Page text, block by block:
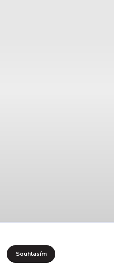
Neváhejte se zeptat:
Souhlasím